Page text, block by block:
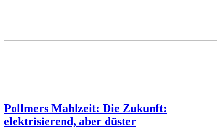
Pollmers Mahlzeit: Die Zukunft:
elektrisierend, aber düster